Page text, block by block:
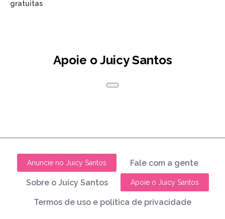
gratuitas
Apoie o Juicy Santos
Anuncie no Juicy Santos Fale com a gente
Sobre o Juicy Santos Apoie o Juicy Santos
Termos de uso e política de privacidade